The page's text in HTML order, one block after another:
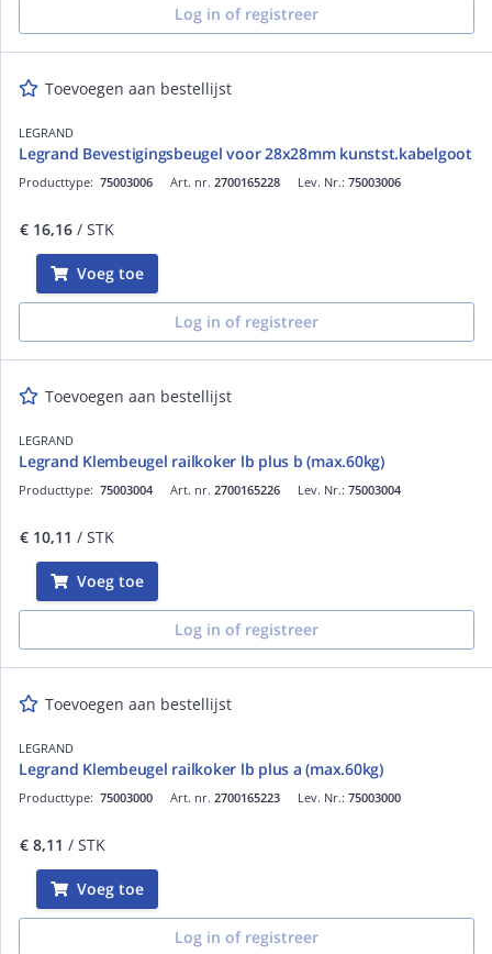
Log in of registreer
Toevoegen aan bestellijst
LEGRAND
Legrand Bevestigingsbeugel voor 28x28mm kunstst.kabelgoot
Art. nr. 2700165228
Producttype: 75003006 Lev. Nr.: 75003006
€ 16,16 / STK
Voeg toe
Log in of registreer
Toevoegen aan bestellijst
LEGRAND
Legrand Klembeugel railkoker lb plus b (max.60kg)
Art. nr. 2700165226
Producttype: 75003004 Lev. Nr.: 75003004
€ 10,11 / STK
Voeg toe
Log in of registreer
Toevoegen aan bestellijst
LEGRAND
Legrand Klembeugel railkoker lb plus a (max.60kg)
Art. nr. 2700165223
Producttype: 75003000 Lev. Nr.: 75003000
€ 8,11 / STK
Voeg toe
Log in of registreer